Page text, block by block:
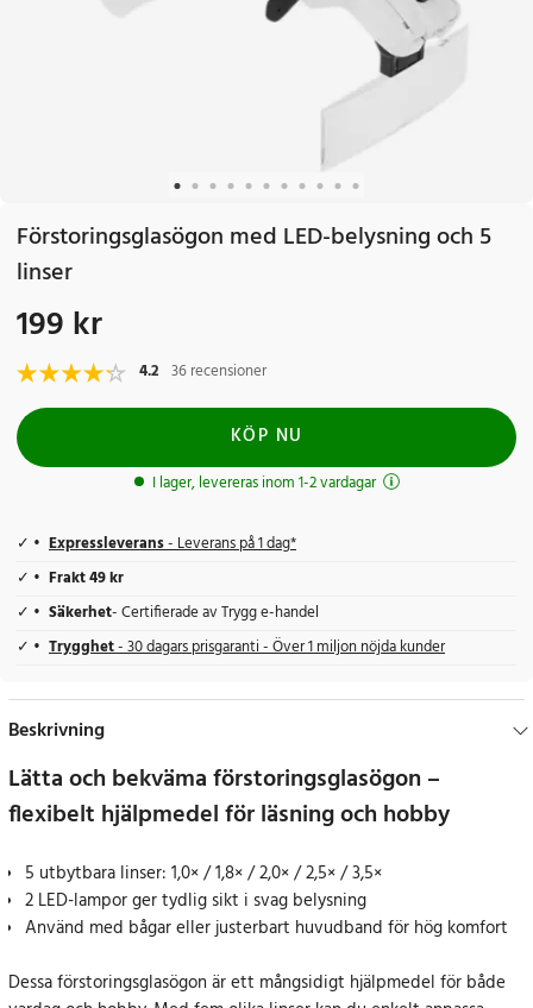
Förstoringsglasögon med LED-belysning och 5
linser
Pris:199 kr
199 kr
4.2 36 recensioner
KÖP NU
I lager, levereras inom 1-2 vardagar
Expressleverans- Leverans på 1 dag*
Frakt 49 kr
Säkerhet- Certifierade av Trygg e-handel
Trygghet- 30 dagars prisgaranti - Över 1 miljon nöjda kunder
Beskrivning
Lätta och bekväma förstoringsglasögon –
flexibelt hjälpmedel för läsning och hobby
5 utbytbara linser: 1,0× / 1,8× / 2,0× / 2,5× / 3,5×
2 LED-lampor ger tydlig sikt i svag belysning
Använd med bågar eller justerbart huvudband för hög komfort
Dessa förstoringsglasögon är ett mångsidigt hjälpmedel för både